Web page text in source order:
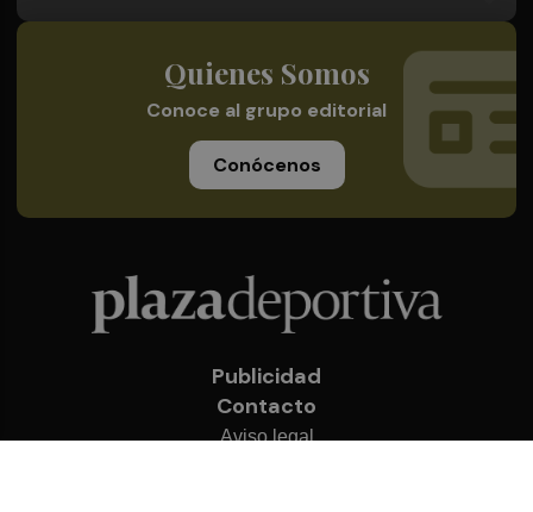
Quienes Somos
Conoce al grupo editorial
Conócenos
Publicidad
Contacto
Aviso legal